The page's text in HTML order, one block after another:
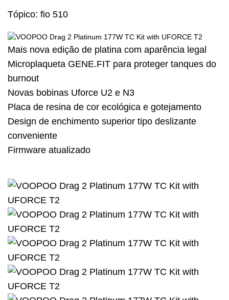
Tópico: fio 510
Mais nova edição de platina com aparência legal
Microplaqueta GENE.FIT para proteger tanques do
burnout
Novas bobinas Uforce U2 e N3
Placa de resina de cor ecológica e gotejamento
Design de enchimento superior tipo deslizante
conveniente
Firmware atualizado